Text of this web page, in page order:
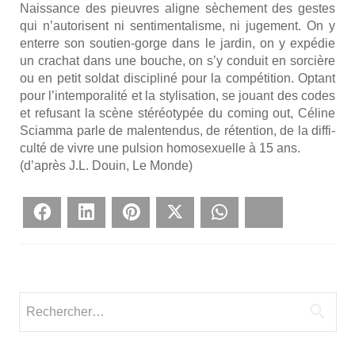
Nais­sance des pieuvres aligne sèche­ment des gestes
qui n’au­to­risent ni sen­ti­men­ta­lisme, ni juge­ment. On y
enterre son sou­tien-gorge dans le jar­din, on y expé­die
un cra­chat dans une bouche, on s’y conduit en sor­cière
ou en petit sol­dat dis­ci­pli­né pour la com­pé­ti­tion. Optant
pour l’in­tem­po­ra­li­té et la sty­li­sa­tion, se jouant des codes
et refu­sant la scène sté­réo­ty­pée du coming out, Céline
Sciam­ma parle de mal­en­ten­dus, de réten­tion, de la dif­fi­
cul­té de vivre une pul­sion homo­sexuelle à 15 ans.
(d’après J.L. Douin, Le Monde)
Face­bookLin­ke­dIn Pin­te­rest Twit­ter